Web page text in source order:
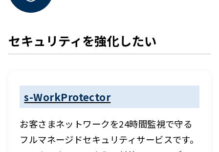
セキュリティを強化したい
s-WorkProtector
お客さまネットワークを24時間監視で守る
フルマネージドセキュリティサービスです。